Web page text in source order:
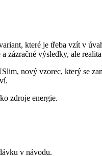
které je třeba vzít v
výsledky, ale
nový vzorec, který se
zdroje energie.
v návodu.